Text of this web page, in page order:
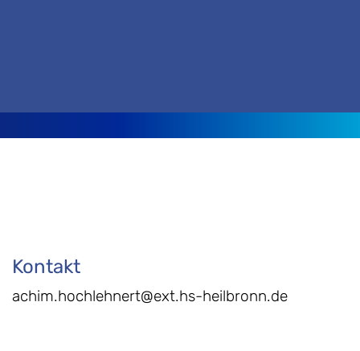
Kontakt
achim.hochlehnert@ext.hs-heilbronn.de